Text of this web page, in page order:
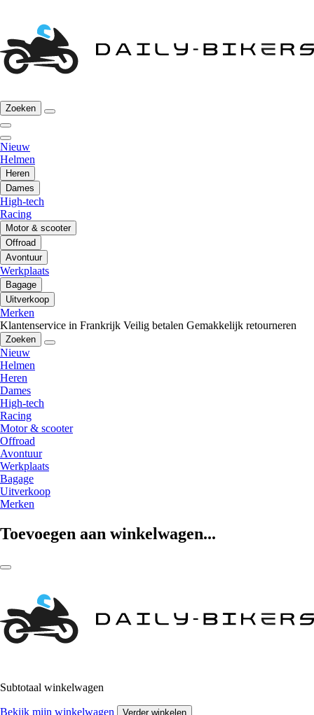
Zoeken
Nieuw
Helmen
Heren
Dames
High-tech
Racing
Motor & scooter
Offroad
Avontuur
Werkplaats
Bagage
Uitverkoop
Merken
Klantenservice in Frankrijk Veilig betalen Gemakkelijk retourneren
Zoeken
Nieuw
Helmen
Heren
Dames
High-tech
Racing
Motor & scooter
Offroad
Avontuur
Werkplaats
Bagage
Uitverkoop
Merken
Toevoegen aan winkelwagen...
Subtotaal winkelwagen
Bekijk mijn winkelwagen Verder winkelen